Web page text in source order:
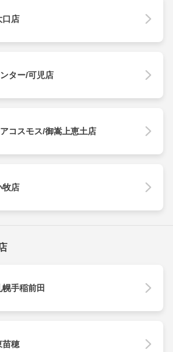
口店
ター/可児店
コスモス/御嵩上恵土店
牧店
手稲前田
苗穂